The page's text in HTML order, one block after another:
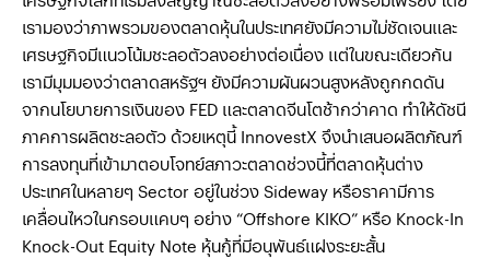
เรามองว่าภาพรวมของตลาดหุ้นในประเทศยังมีความไม่ชัดเจนและ
เศรษฐกิจมีแนวโน้มชะลอตัวลงอย่างต่อเนื่อง แต่ในขณะเดียวกัน
เรามีมุมมองว่าตลาดสหรัฐฯ ยังมีความผันผวนสูงหลังถูกกดดัน
จากนโยบายการเงินของ FED และตลาดจีนโตช้ากว่าคาด ทำให้ดัชนี
ภาคการผลิตชะลอตัว ด้วยเหตุนี้ InnovestX จึงนำเสนอผลิตภัณฑ์
การลงทุนที่เข้ามาตอบโจทย์สภาวะตลาดช่วงนี้ที่ตลาดหุ้นต่าง
ประเทศในหลายๆ Sector อยู่ในช่วง Sideway หรือราคามีการ
เคลื่อนไหวในกรอบแคบๆ อย่าง “Offshore KIKO” หรือ Knock-In
Knock-Out Equity Note หุ้นกู้ที่มีอนุพันธ์แฝงระยะสั้น